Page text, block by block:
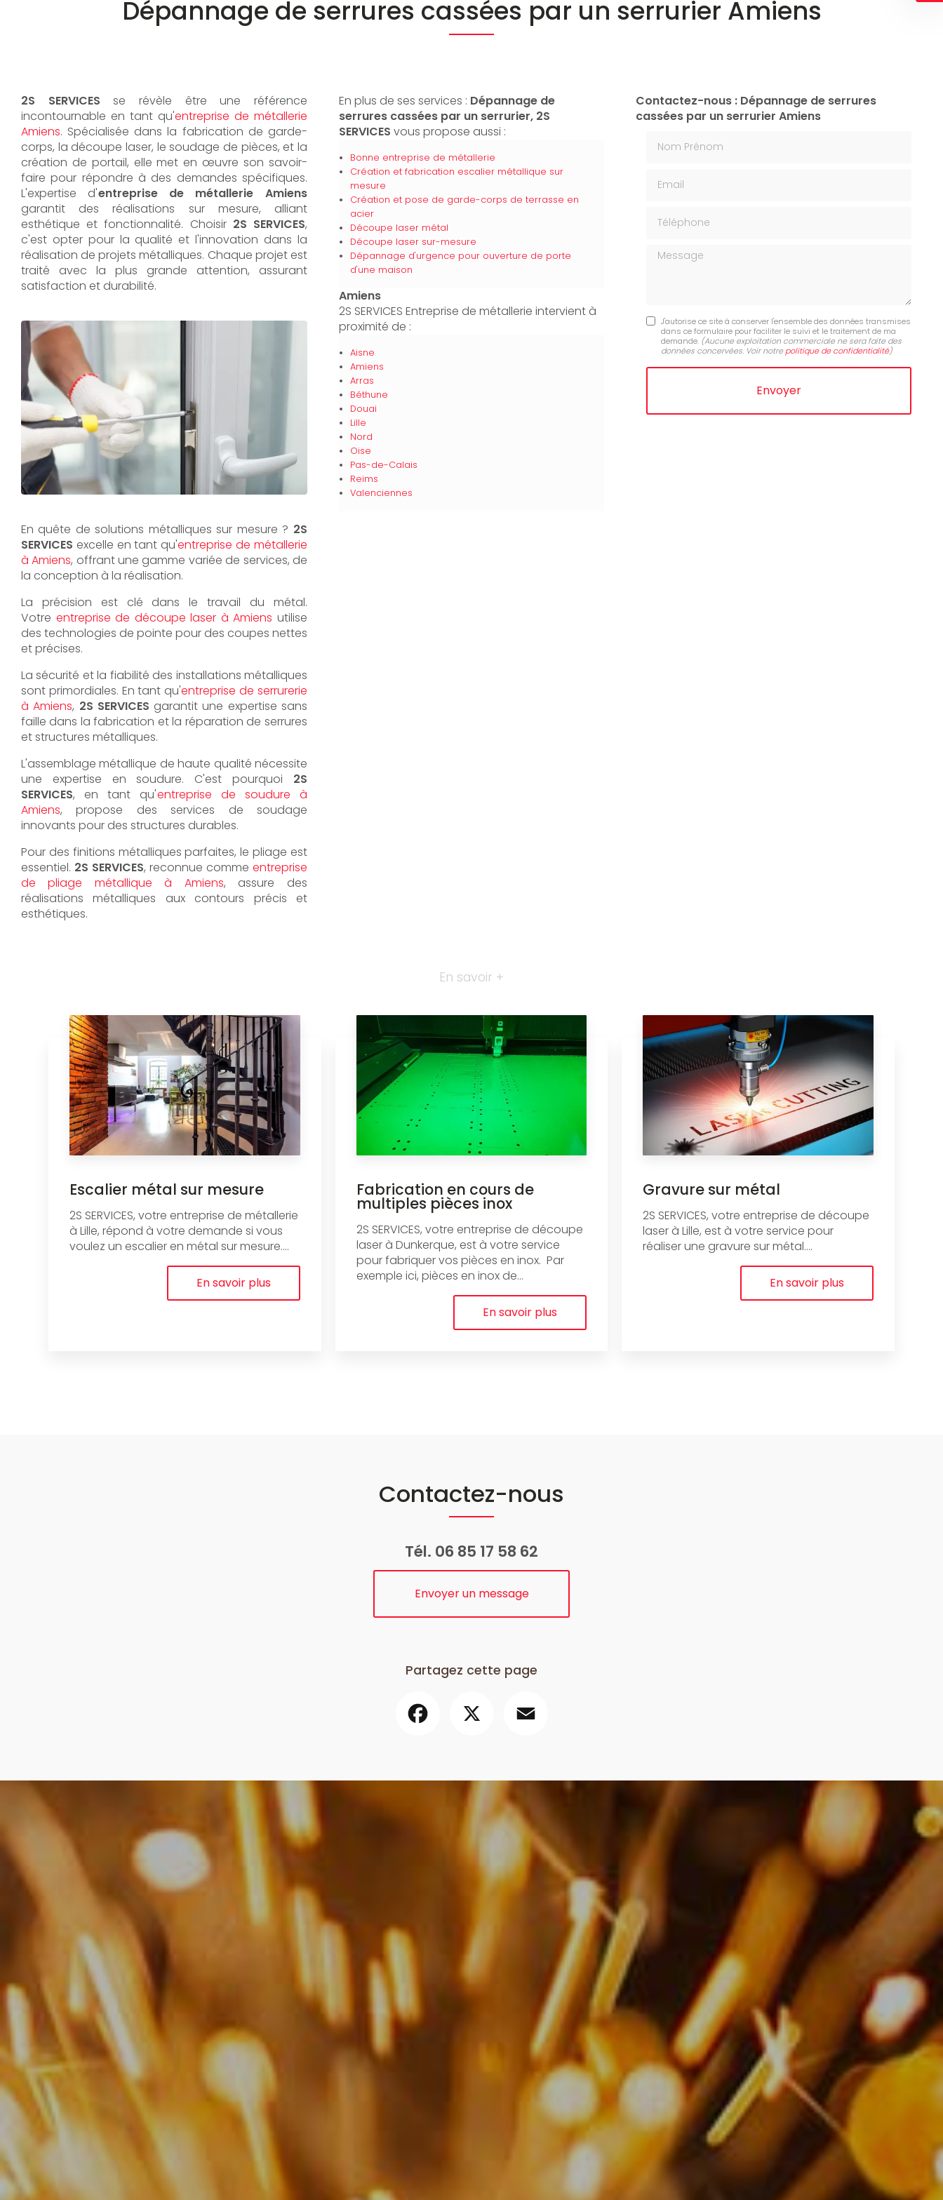
Dépannage de serrures cassées par un serrurier Amiens
2S SERVICESse révèle être une référence
incontournable en tant qu'entreprise de métallerie
Amiens. Spécialisée dans la fabrication de garde-
corps, la découpe laser, le soudage de pièces, et la
création de portail, elle met en œuvre son savoir-
faire pour répondre à des demandes spécifiques.
L'expertise d'entreprise de métallerie Amiens
garantit des réalisations sur mesure, alliant
esthétique et fonctionnalité. Choisir 2S SERVICES,
c'est opter pour la qualité et l'innovation dans la
réalisation de projets métalliques. Chaque projet est
traité avec la plus grande attention, assurant
satisfaction et durabilité.
En quête de solutions métalliques sur mesure ? 2S
SERVICES excelle en tant qu'entreprise de métallerie
à Amiens, offrant une gamme variée de services, de
la conception à la réalisation.
La précision est clé dans le travail du métal.
Votre entreprise de découpe laser à Amiens utilise
des technologies de pointe pour des coupes nettes
et précises.
La sécurité et la fiabilité des installations métalliques
sont primordiales. En tant qu'entreprise de serrurerie
à Amiens, 2S SERVICES garantit une expertise sans
faille dans la fabrication et la réparation de serrures
et structures métalliques.
L'assemblage métallique de haute qualité nécessite
une expertise en soudure. C'est pourquoi 2S
SERVICES, en tant qu'entreprise de soudure à
Amiens, propose des services de soudage
innovants pour des structures durables.
Pour des finitions métalliques parfaites, le pliage est
essentiel. 2S SERVICES, reconnue comme entreprise
de pliage métallique à Amiens, assure des
réalisations métalliques aux contours précis et
esthétiques.
En plus de ses services : Dépannage de
serrures cassées par un serrurier, 2S
SERVICES vous propose aussi :
Bonne entreprise de métallerie
Création et fabrication escalier métallique sur
mesure
Création et pose de garde-corps de terrasse en
acier
Découpe laser métal
Découpe laser sur-mesure
Dépannage d'urgence pour ouverture de porte
d'une maison
Amiens
2S SERVICES Entreprise de métallerie intervient à
proximité de :
Aisne
Amiens
Arras
Béthune
Douai
Lille
Nord
Oise
Pas-de-Calais
Reims
Valenciennes
Contactez-nous : Dépannage de serrures
cassées par un serrurier Amiens
Message
J'autorise ce site à conserver l'ensemble des données transmises
dans ce formulaire pour faciliter le suivi et le traitement de ma
demande. (Aucune exploitation commerciale ne sera faite des
données concervées. Voir notre politique de confidentialité)
En savoir +
Escalier métal sur mesure
2S SERVICES, votre entreprise de métallerie
à Lille, répond à votre demande si vous
voulez un escalier en métal sur mesure....
En savoir plus
Fabrication en cours de
multiples pièces inox
2S SERVICES, votre entreprise de découpe
laser à Dunkerque, est à votre service
pour fabriquer vos pièces en inox. Par
exemple ici, pièces en inox de...
En savoir plus
Gravure sur métal
2S SERVICES, votre entreprise de découpe
laser à Lille, est à votre service pour
réaliser une gravure sur métal....
En savoir plus
Contactez-nous
Tél. 06 85 17 58 62
Envoyer un message
Partagez cette page